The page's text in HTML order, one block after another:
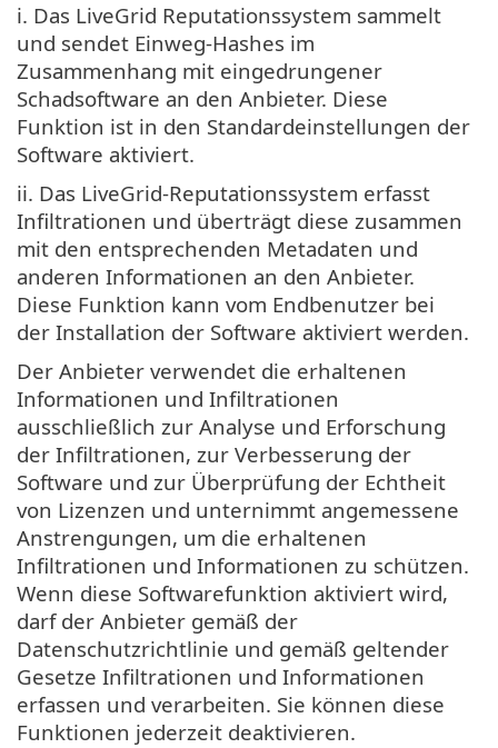
i. Das LiveGrid Reputationssystem sammelt
und sendet Einweg-Hashes im
Zusammenhang mit eingedrungener
Schadsoftware an den Anbieter. Diese
Funktion ist in den Standardeinstellungen der
Software aktiviert.
ii. Das LiveGrid-Reputationssystem erfasst
Infiltrationen und überträgt diese zusammen
mit den entsprechenden Metadaten und
anderen Informationen an den Anbieter.
Diese Funktion kann vom Endbenutzer bei
der Installation der Software aktiviert werden.
Der Anbieter verwendet die erhaltenen
Informationen und Infiltrationen
ausschließlich zur Analyse und Erforschung
der Infiltrationen, zur Verbesserung der
Software und zur Überprüfung der Echtheit
von Lizenzen und unternimmt angemessene
Anstrengungen, um die erhaltenen
Infiltrationen und Informationen zu schützen.
Wenn diese Softwarefunktion aktiviert wird,
darf der Anbieter gemäß der
Datenschutzrichtlinie und gemäß geltender
Gesetze Infiltrationen und Informationen
erfassen und verarbeiten. Sie können diese
Funktionen jederzeit deaktivieren.